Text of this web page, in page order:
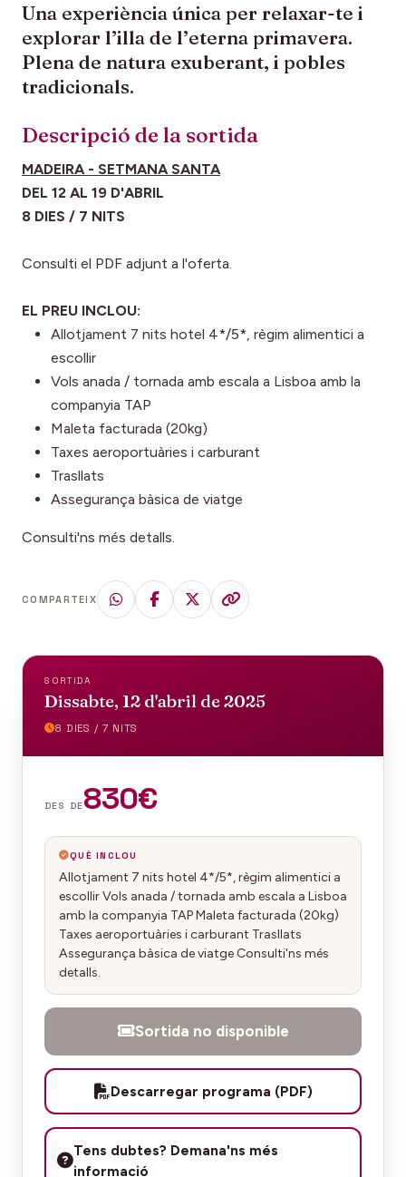
Una experiència única per relaxar-te i
explorar l’illa de l’eterna primavera.
Plena de natura exuberant, i pobles
tradicionals.
Descripció de la sortida
MADEIRA - SETMANA SANTA
DEL 12 AL 19 D'ABRIL
8 DIES / 7 NITS
Consulti el PDF adjunt a l'oferta.
EL PREU INCLOU:
Allotjament 7 nits hotel 4*/5*, règim alimentici a
escollir
Vols anada / tornada amb escala a Lisboa amb la
companyia TAP
Maleta facturada (20kg)
Taxes aeroportuàries i carburant
Trasllats
Assegurança bàsica de viatge
Consulti'ns més detalls.
COMPARTEIX
SORTIDA
Dissabte, 12 d'abril de 2025
8 DIES / 7 NITS
DES DE830€
QUÈ INCLOU
Allotjament 7 nits hotel 4*/5*, règim alimentici a
escollir Vols anada / tornada amb escala a Lisboa
amb la companyia TAP Maleta facturada (20kg)
Taxes aeroportuàries i carburant Trasllats
Assegurança bàsica de viatge Consulti'ns més
detalls.
Sortida no disponible
Descarregar programa (PDF)
Tens dubtes? Demana'ns més
informació